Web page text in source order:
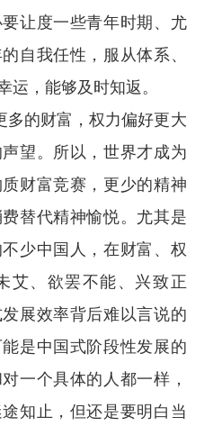
让度一些青年时期、尤
自我任性，服从体系、
运，能够及时知返。
的财富，权力偏好更大
望。所以，世界才成为
财富竞赛，更少的精神
替代精神愉悦。尤其是
少中国人，在财富、权
艾、欲罢不能、兴致正
展效率背后难以言说的
是中国式阶段性发展的
一个具体的人都一样，
知止，但还是要明白当